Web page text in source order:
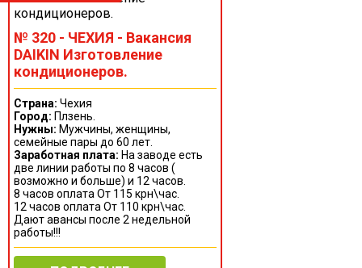
№ 320 - ЧЕХИЯ - Вакансия
DAIKIN Изготовление
кондиционеров.
Страна: Чехия
Город: Плзень.
Нужны: Мужчины, женщины,
семейные пары до 60 лет.
Заработная плата: На заводе есть
две линии работы по 8 часов (
возможно и больше) и 12 часов.
8 часов оплата От 115 крн\час.
12 часов оплата От 110 крн\час.
Дают авансы после 2 недельной
работы!!!